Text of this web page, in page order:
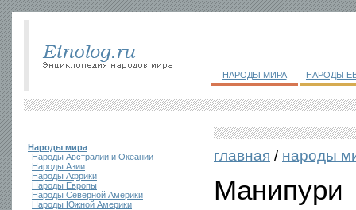
НАРОДЫ МИРА НАРОДЫ
Народы мира
Народы Австралии и Океании
Народы Азии
Народы Африки
Народы Европы
Народы Северной Америки
Народы Южной Америки
главная / народы
Манипури